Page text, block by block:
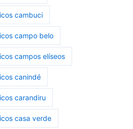
cambuci
campo belo
campos elíseos
canindé
carandiru
casa verde